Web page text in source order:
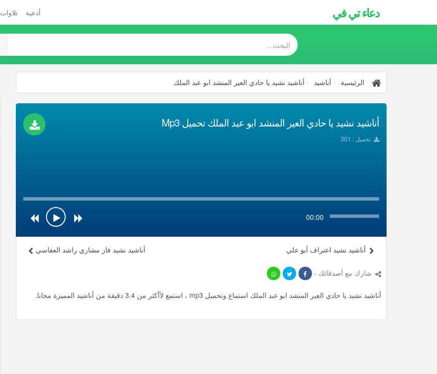
دعاء تي في أدعية تلاوات
الرئيسية أناشيد أناشيد نشيد يا حادي العير المنشد ابو عبد الملك
أناشيد نشيد يا حادي العير المنشد ابو عبد الملك تحميل Mp3
تحميل : 301
00:00
أناشيد نشيد فاز مشاري راشد العفاسي أناشيد نشيد اعتراف أبو علي
شارك مع أصدقائك ›
أناشيد نشيد يا حادي العير المنشد ابو عبد الملك استماع وتحميل mp3 ، استمع لأأكثر من 3.4 دقيقة من أناشيد المميزة مجانا.